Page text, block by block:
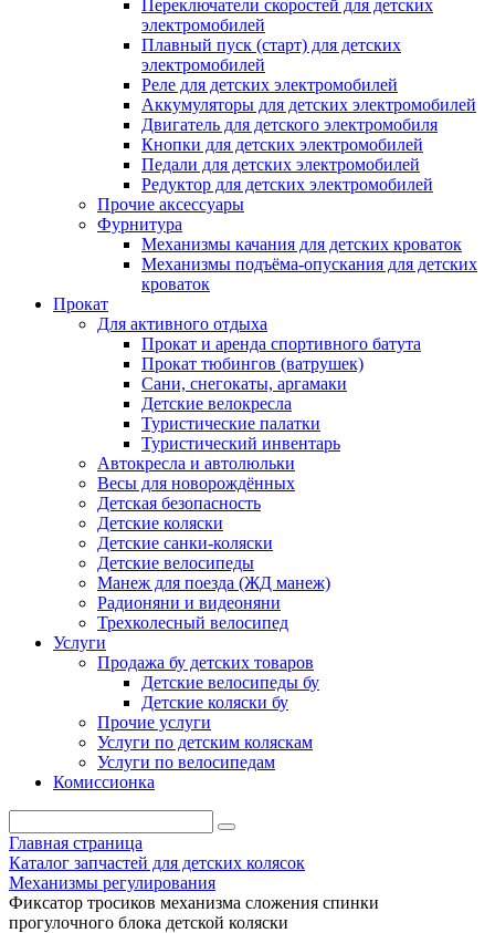
Переключатели скоростей для детских
электромобилей
Плавный пуск (старт) для детских
электромобилей
Реле для детских электромобилей
Аккумуляторы для детских электромобилей
Двигатель для детского электромобиля
Кнопки для детских электромобилей
Педали для детских электромобилей
Редуктор для детских электромобилей
Прочие аксессуары
Фурнитура
Механизмы качания для детских кроваток
Механизмы подъёма-опускания для детских
кроваток
Прокат
Для активного отдыха
Прокат и аренда спортивного батута
Прокат тюбингов (ватрушек)
Сани, снегокаты, аргамаки
Детские велокресла
Туристические палатки
Туристический инвентарь
Автокресла и автолюльки
Весы для новорождённых
Детская безопасность
Детские коляски
Детские санки-коляски
Детские велосипеды
Манеж для поезда (ЖД манеж)
Радионяни и видеоняни
Трехколесный велосипед
Услуги
Продажа бу детских товаров
Детские велосипеды бу
Детские коляски бу
Прочие услуги
Услуги по детским коляскам
Услуги по велосипедам
Комиссионка
Главная страница
Каталог запчастей для детских колясок
Механизмы регулирования
Фиксатор тросиков механизма сложения спинки
прогулочного блока детской коляски